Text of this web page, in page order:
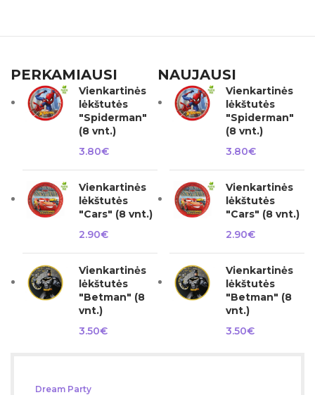
PERKAMIAUSI
Vienkartinės
lėkštutės
"Spiderman"
(8 vnt.)
3.80€
Vienkartinės
lėkštutės
"Cars" (8 vnt.)
2.90€
Vienkartinės
lėkštutės
"Betman" (8
vnt.)
3.50€
NAUJAUSI
Vienkartinės
lėkštutės
"Spiderman"
(8 vnt.)
3.80€
Vienkartinės
lėkštutės
"Cars" (8 vnt.)
2.90€
Vienkartinės
lėkštutės
"Betman" (8
vnt.)
3.50€
Dream Party